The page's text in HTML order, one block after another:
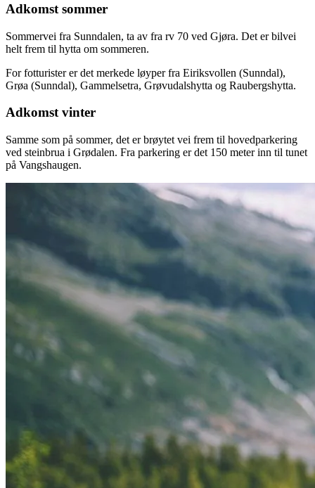
Adkomst sommer
Sommervei fra Sunndalen, ta av fra rv 70 ved Gjøra. Det er bilvei
helt frem til hytta om sommeren.
For fotturister er det merkede løyper fra Eiriksvollen (Sunndal),
Grøa (Sunndal), Gammelsetra, Grøvudalshytta og Raubergshytta.
Adkomst vinter
Samme som på sommer, det er brøytet vei frem til hovedparkering
ved steinbrua i Grødalen. Fra parkering er det 150 meter inn til tunet
på Vangshaugen.